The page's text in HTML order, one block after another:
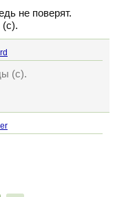
не поверят.
(c).
(c).